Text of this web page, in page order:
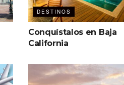
DESTINOS
Conquístalos en Baja
California